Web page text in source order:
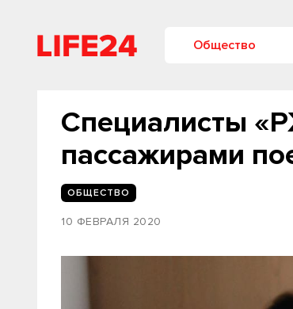
Общество
Специалисты
пассажирами
ОБЩЕСТВО
10 ФЕВРАЛЯ 2020